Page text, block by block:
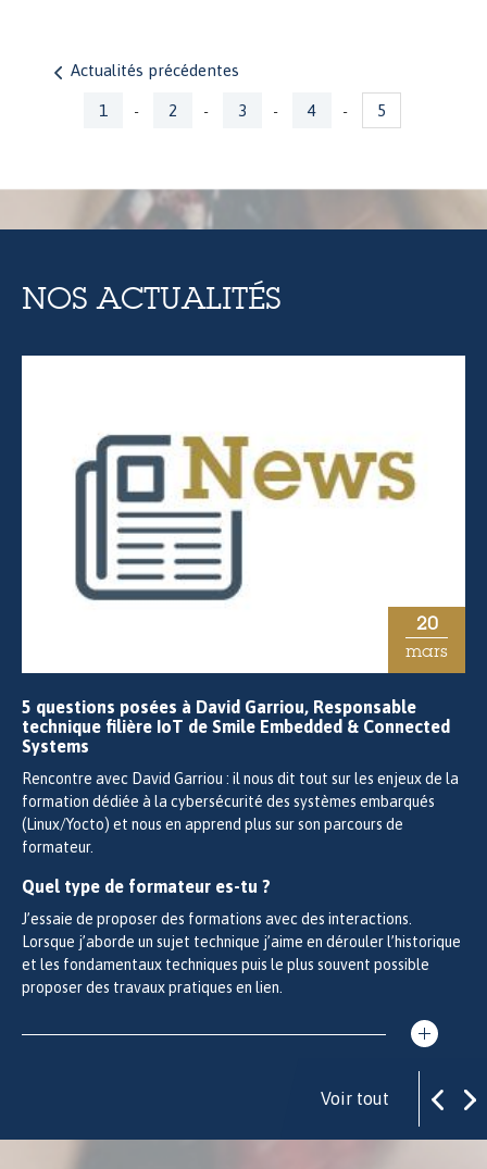
Actualités précédentes
1 - 2 - 3 - 4 - 5
NOS ACTUALITÉS
20
mars
5 questions posées à David Garriou, Responsable
technique filière IoT de Smile Embedded & Connected
Systems
Rencontre avec David Garriou : il nous dit tout sur les enjeux de la
formation dédiée à la cybersécurité des systèmes embarqués
(Linux/Yocto) et nous en apprend plus sur son parcours de
formateur.
Quel type de formateur es-tu ?
J’essaie de proposer des formations avec des interactions.
Lorsque j’aborde un sujet technique j’aime en dérouler l’historique
et les fondamentaux techniques puis le plus souvent possible
proposer des travaux pratiques en lien.
Voir tout